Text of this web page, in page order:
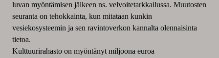
luvan myöntämisen jälkeen ns. velvoitetarkkailussa. Muutosten
seuranta on tehokkainta, kun mitataan kunkin
vesiekosysteemin ja sen ravintoverkon kannalta olennaisinta
tietoa.
Kulttuurirahasto on myöntänyt miljoona euroa